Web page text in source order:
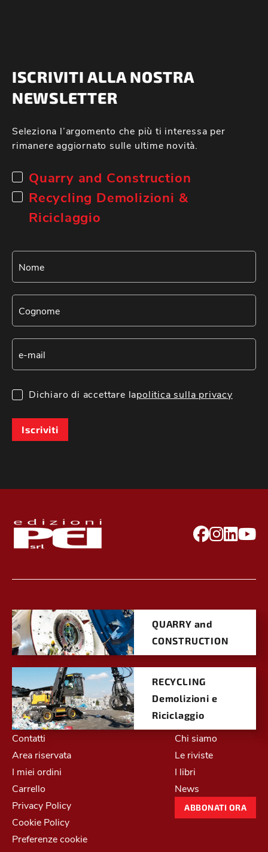
ISCRIVITI ALLA NOSTRA
NEWSLETTER
Seleziona l’argomento che più ti interessa per
rimanere aggiornato sulle ultime novità.
Quarry and Construction
Recycling Demolizioni &
Riciclaggio
Dichiaro di accettare lapolitica sulla privacy
Iscriviti
QUARRY and
CONSTRUCTION
RECYCLING
Demolizioni e
Riciclaggio
Contatti
Area riservata
I miei ordini
Carrello
Privacy Policy
Cookie Policy
Preferenze cookie
Chi siamo
Le riviste
I libri
News
ABBONATI ORA